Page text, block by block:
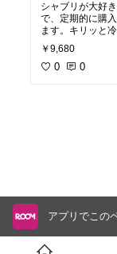
シャブリが大好
で、定期的に購
ます。キリッと
飲むとどんな料理
うと思います。
￥9,680
0 0
アプリでこの